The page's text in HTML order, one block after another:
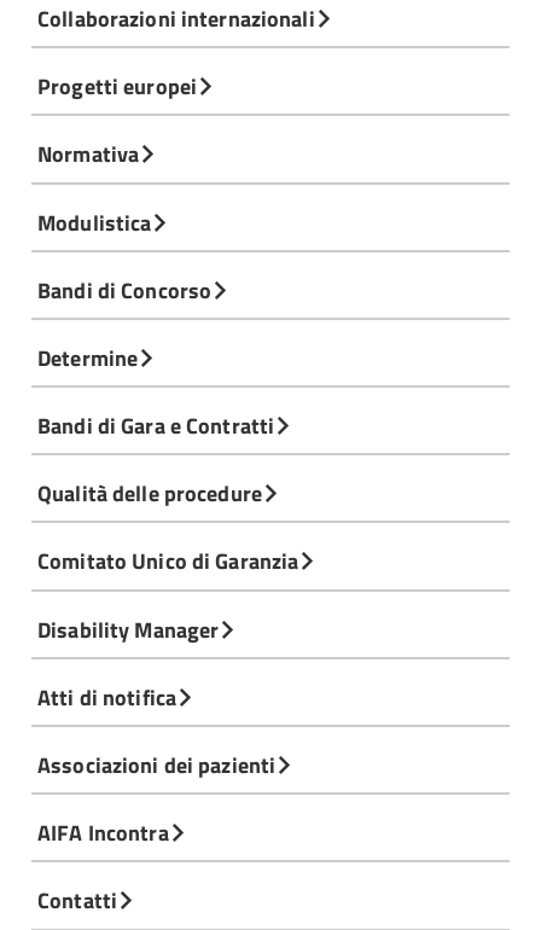
Collaborazioni internazionali
Progetti europei
Normativa
Modulistica
Bandi di Concorso
Determine
Bandi di Gara e Contratti
Qualità delle procedure
Comitato Unico di Garanzia
Disability Manager
Atti di notifica
Associazioni dei pazienti
AIFA Incontra
Contatti